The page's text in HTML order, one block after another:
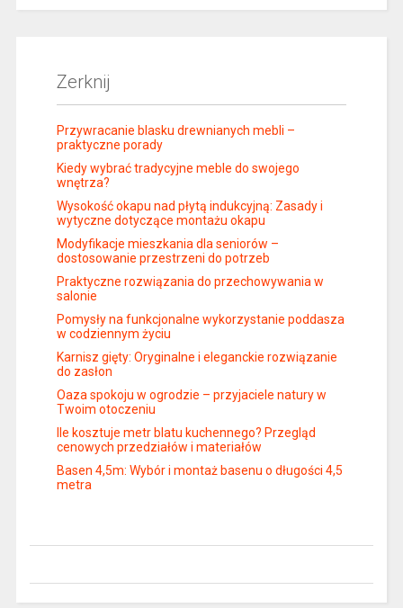
Zerknij
Przywracanie blasku drewnianych mebli –
praktyczne porady
Kiedy wybrać tradycyjne meble do swojego
wnętrza?
Wysokość okapu nad płytą indukcyjną: Zasady i
wytyczne dotyczące montażu okapu
Modyfikacje mieszkania dla seniorów –
dostosowanie przestrzeni do potrzeb
Praktyczne rozwiązania do przechowywania w
salonie
Pomysły na funkcjonalne wykorzystanie poddasza
w codziennym życiu
Karnisz gięty: Oryginalne i eleganckie rozwiązanie
do zasłon
Oaza spokoju w ogrodzie – przyjaciele natury w
Twoim otoczeniu
Ile kosztuje metr blatu kuchennego? Przegląd
cenowych przedziałów i materiałów
Basen 4,5m: Wybór i montaż basenu o długości 4,5
metra